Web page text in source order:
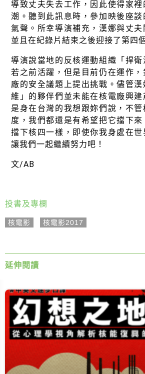
導致丈夫失去工作，因此使得家
潮。聽到此訊息時，參加映後座
氣聲。所幸導演補充，漢娜與丈夫
並且在紀錄片結束之後迎接了第四
導演說當地的反核運動組織「捍
若之前活躍，但是目前仍在運作
廠的安全議題上提出挑戰。儘管
維」的夥伴們並未能在核電廠興
是身在台灣的我想跟妳們說，不
度，我們都還是有希望把它擋下
擋下核四一樣，即使你我身處在
讓我們一起繼續努力吧！
文/AB
投書及專欄
核電影 核電影2017
延伸閱讀